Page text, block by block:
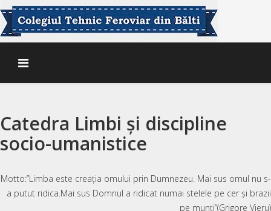
Catedra Limbi și discipline
socio-umanistice
Motto:”Limba este creația omului prin Dumnezeu. Mai sus omul nu s-
a putut ridica.Mai sus Domnul a ridicat numai stelele pe cer și brazii
pe munți”(Grigore Vieru)